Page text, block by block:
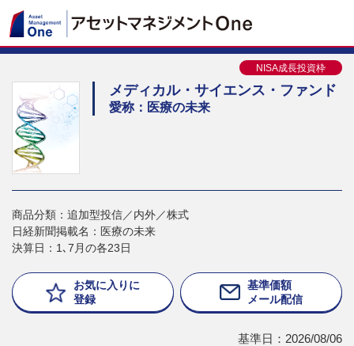
NISA成長投資枠
メディカル・サイエンス・ファンド
愛称：医療の未来
商品分類：追加型投信／内外／株式
日経新聞掲載名：医療の未来
決算日：1､7月の各23日
お気に入りに
登録
基準価額
メール配信
基準日：2026/08/06